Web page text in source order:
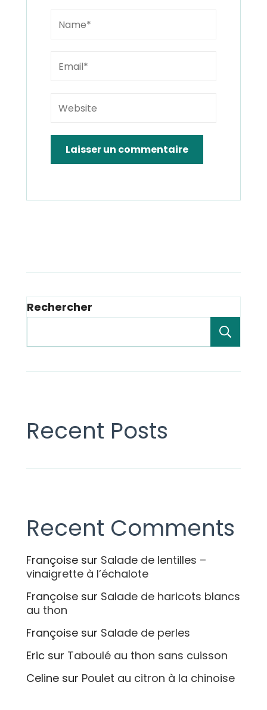
Rechercher
Recent Posts
Recent Comments
Françoise sur Salade de lentilles –
vinaigrette à l’échalote
Françoise sur Salade de haricots blancs
au thon
Françoise sur Salade de perles
Eric sur Taboulé au thon sans cuisson
Celine sur Poulet au citron à la chinoise